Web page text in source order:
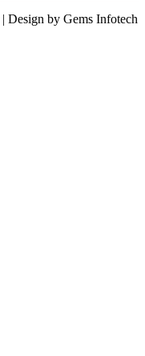
| Design by Gems Infotech